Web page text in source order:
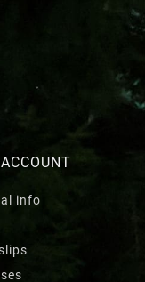
info